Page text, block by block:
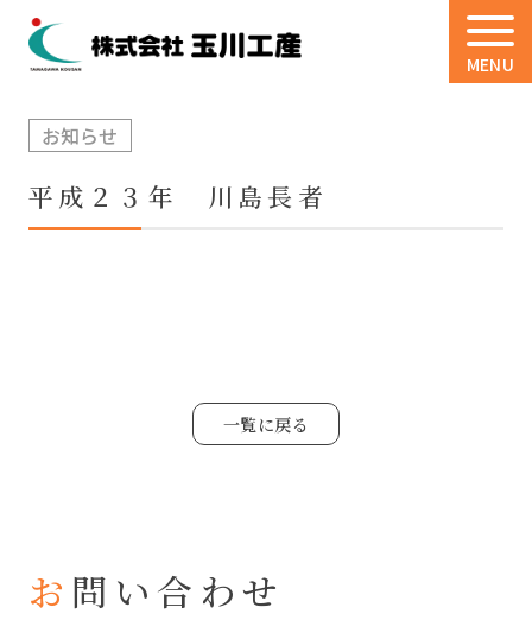
MENU
私たちについて
お知らせ
平成２３年 川島長者
一覧に戻る
お 問い合わせ